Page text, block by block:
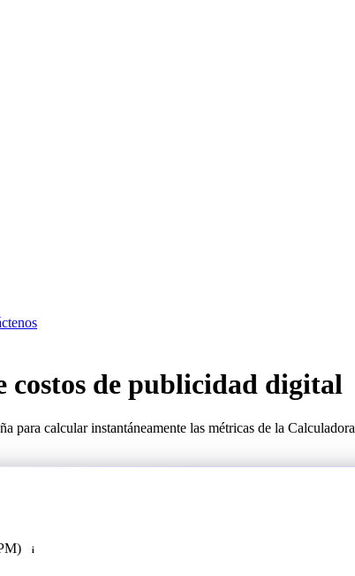
costos de publicidad digital
para calcular instantáneamente las métricas de la
i